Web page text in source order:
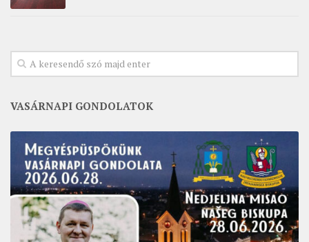
VASÁRNAPI GONDOLATOK